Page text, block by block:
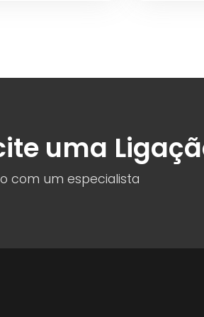
uma
com um especialista